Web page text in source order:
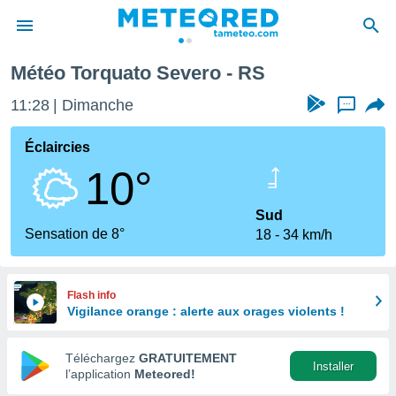
de
Météo Torquato Severo - RS
11:28 Dimanche ...
Éclaircies
10°
Sensation de 8°
Sud
18
34 km/h
Flash info
Vigilance orange : alerte aux orages violents !
Téléchargez GRATUITEMENT
l’application Meteored!
Installer